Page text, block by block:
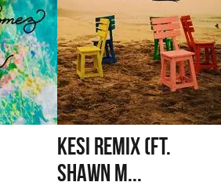
KESI REMIX (FT.
SHAWN M...